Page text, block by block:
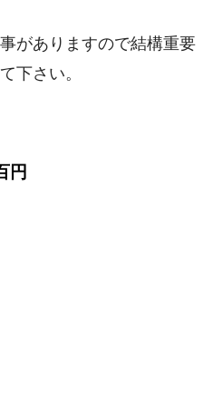
がありますので結構重要
下さい。
円